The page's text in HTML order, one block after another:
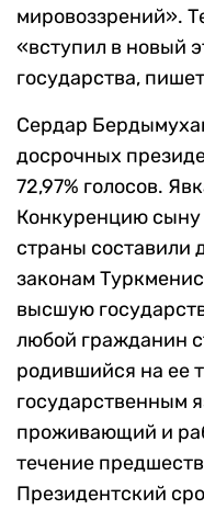
мировоззрений».
«вступил в новый
государства,
Сердар
досрочных
72,97% голосов.
Конкуренцию сыну
страны составили
законам
высшую
любой гражданин
родившийся на ее
государственным
проживающий и
течение
Президентский